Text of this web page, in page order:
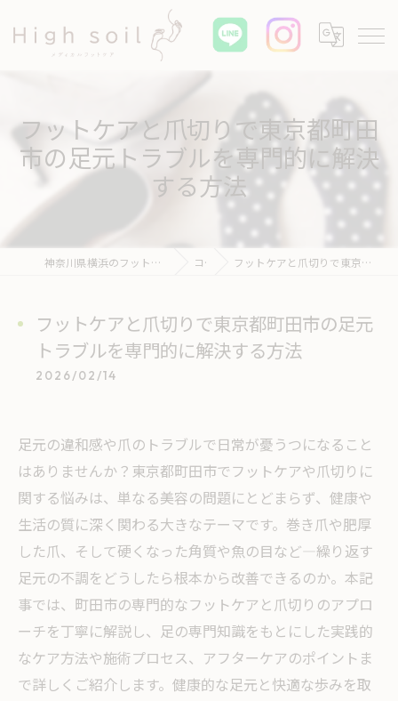
フットケアと爪切りで東京都町田
市の足元トラブルを専門的に解決
する方法
神奈川県横浜のフットケアならHigh soil メディカル フットケア コラム フットケアと爪切りで東京都町田市の足元トラブルを専門的に解決する方法
フットケアと爪切りで東京都町田市の足元
トラブルを専門的に解決する方法
2026/02/14
足元の違和感や爪のトラブルで日常が憂うつになること
はありませんか？東京都町田市でフットケアや爪切りに
関する悩みは、単なる美容の問題にとどまらず、健康や
生活の質に深く関わる大きなテーマです。巻き爪や肥厚
した爪、そして硬くなった角質や魚の目など―繰り返す
足元の不調をどうしたら根本から改善できるのか。本記
事では、町田市の専門的なフットケアと爪切りのアプロ
ーチを丁寧に解説し、足の専門知識をもとにした実践的
なケア方法や施術プロセス、アフターケアのポイントま
で詳しくご紹介します。健康的な足元と快適な歩みを取